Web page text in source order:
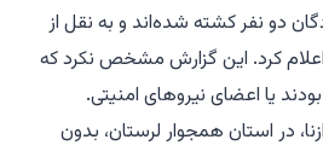
دو نفر کشته شده‌اند و به نقل از
اعلام کرد. این گزارش مشخص نکرد که
یا اعضای نیروهای امنیتی.
در استان همجوار لرستان، بدون